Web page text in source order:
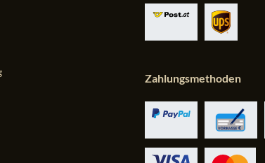
Zahlungsmethoden